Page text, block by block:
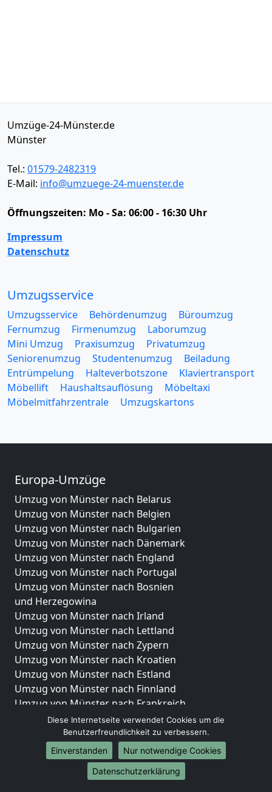
Umzüge-24-Münster.de
Münster
Tel.: 01579-2482319
E-Mail: info@umzuege-24-muenster.de
Öffnungszeiten: Mo - Sa: 06:00 - 16:30 Uhr
Impressum
Datenschutz
Umzugsservice
Umzugsservice Behördenumzug
Büroumzug
Fernumzug
Firmenumzug
Laborumzug
Mini Umzug
Praxisumzug
Privatumzug
Seniorenumzug
Studentenumzug
Beiladung
Entrümpelung
Halteverbotszone
Klaviertransport
Möbellift
Haushaltsauflösung
Möbeltaxi
Möbelmitfahrzentrale
Umzugskartons
Europa-Umzüge
Umzug von Münster nach Belarus
Umzug von Münster nach Belgien
Umzug von Münster nach Bulgarien
Umzug von Münster nach Dänemark
Umzug von Münster nach England
Umzug von Münster nach Portugal
Umzug von Münster nach Bosnien
und Herzegowina
Umzug von Münster nach Irland
Umzug von Münster nach Lettland
Umzug von Münster nach Zypern
Umzug von Münster nach Kroatien
Umzug von Münster nach Estland
Umzug von Münster nach Finnland
Umzug von Münster nach Frankreich
Umzug von Münster nach Griechenland
Umzug von Münster nach Italien
Umzug von Münster nach Liechtenstein
Umzug von Münster nach Luxemburg
Umzug von Münster nach Niederlande
Diese Internetseite verwendet Cookies um die
Benutzerfreundlichkeit zu verbessern.
Einverstanden
Nur notwendige Cookies
Datenschutzerklärung